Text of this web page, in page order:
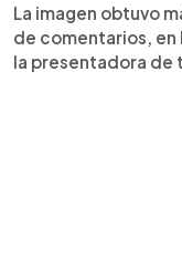
La imagen obtuvo
de comentarios, en
la presentadora de